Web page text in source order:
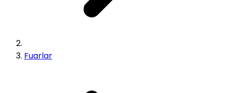
Fuarlar